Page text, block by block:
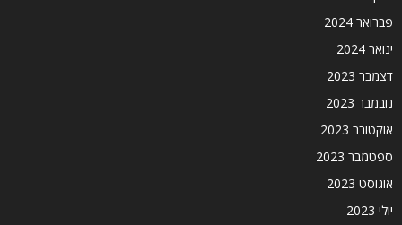
פברואר 2024
ינואר 2024
דצמבר 2023
נובמבר 2023
אוקטובר 2023
ספטמבר 2023
אוגוסט 2023
יולי 2023